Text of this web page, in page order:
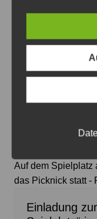
6. August 2026
Auf dem Spielplatz
das Picknick statt -
Einladung